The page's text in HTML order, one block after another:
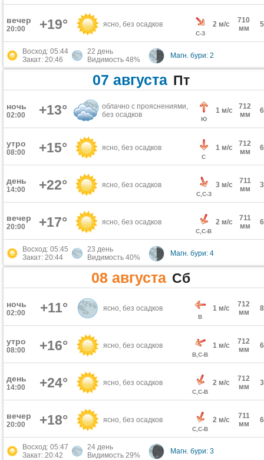
вечер
20:00 +19° ясно, без осадков
С-З
2 м/с
710
мм
Восход: 05:44
Закат: 20:46
22 день
Видимость 48%
Магн. бури: 2
07 августа Пт
ночь
02:00 +13°
облачно с прояснениями,
без осадков
Ю
1 м/с
712
мм
утро
08:00 +15° ясно, без осадков
С
1 м/с
712
мм
день
14:00 +22° ясно, без осадков
С,С-З
3 м/с
711
мм
вечер
20:00 +17° ясно, без осадков
С,С-В
2 м/с
711
мм
Восход: 05:45
Закат: 20:44
23 день
Видимость 40%
Магн. бури: 4
08 августа Сб
ночь
02:00 +11° ясно, без осадков
В
1 м/с
712
мм
утро
08:00 +16° ясно, без осадков
В,С-В
1 м/с
712
мм
день
14:00 +24° ясно, без осадков
С,С-В
2 м/с
712
мм
вечер
20:00 +18° ясно, без осадков
С,С-В
2 м/с
711
мм
Восход: 05:47
Закат: 20:42
24 день
Видимость 29%
Магн. бури: 3